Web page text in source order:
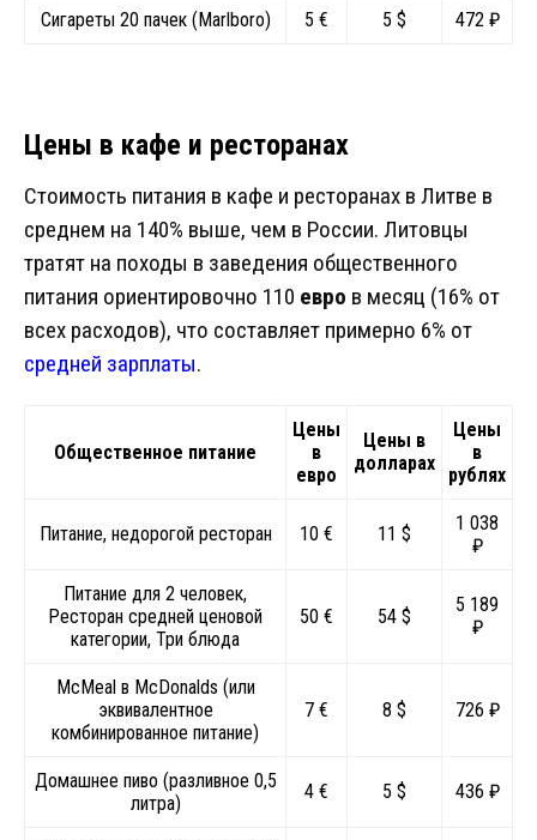
Сигареты 20 пачек (Marlboro) 5 € 5 $ 472 ₽
Цены в кафе и ресторанах
Стоимость питания в кафе и ресторанах в Литве в
среднем на 140% выше, чем в России. Литовцы
тратят на походы в заведения общественного
питания ориентировочно 110 евро в месяц (16% от
всех расходов), что составляет примерно 6% от
средней зарплаты.
Общественное питание
Цены
в
евро
Цены в
долларах
Цены
в
рублях
Питание, недорогой ресторан 10 € 11 $
1 038
₽
Питание для 2 человек,
Ресторан средней ценовой
категории, Три блюда
50 € 54 $
5 189
₽
McMeal в McDonalds (или
эквивалентное
комбинированное питание)
7 € 8 $ 726 ₽
Домашнее пиво (разливное 0,5
литра)
4 € 5 $ 436 ₽